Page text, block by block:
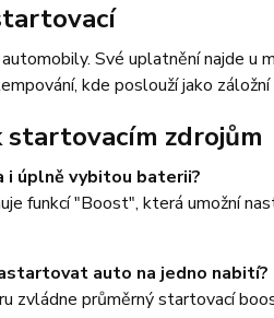
Své uplatnění najde
kde poslouží jako
zdrojům
úplně vybitou baterii?
funkcí "Boost", která umožní
auto na jedno nabití?
zvládne průměrný startovací